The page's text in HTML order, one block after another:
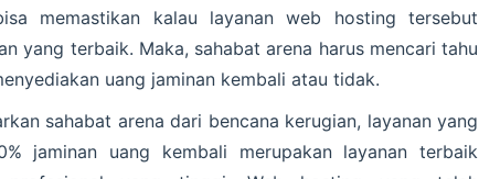
memastikan kalau layanan web hosting tersebut
yang terbaik. Maka, sahabat arena harus mencari tahu
uang jaminan kembali atau tidak.
sahabat arena dari bencana kerugian, layanan yang
jaminan uang kembali merupakan layanan terbaik